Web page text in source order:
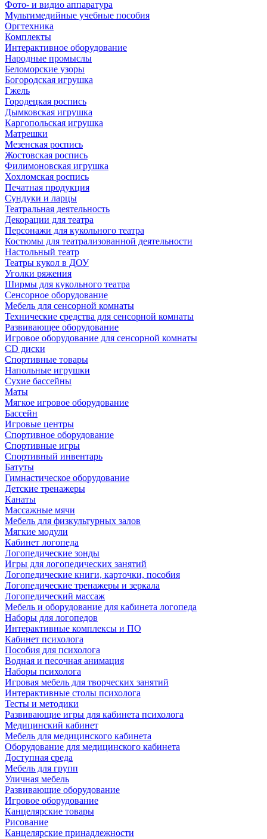
Фото- и видио аппаратура
Мультимедийные учебные пособия
Оргтехника
Комплекты
Интерактивное оборудование
Народные промыслы
Беломорские узоры
Богородская игрушка
Гжель
Городецкая роспись
Дымковская игрушка
Каргопольская игрушка
Матрешки
Мезенская роспись
Жостовская роспись
Филимоновская игрушка
Хохломская роспись
Печатная продукция
Сундуки и ларцы
Театральная деятельность
Декорации для театра
Персонажи для кукольного театра
Костюмы для театрализованной деятельности
Настольный театр
Театры кукол в ДОУ
Уголки ряжения
Ширмы для кукольного театра
Сенсорное оборудование
Мебель для сенсорной комнаты
Технические средства для сенсорной комнаты
Развивающее оборудование
Игровое оборудование для сенсорной комнаты
CD диски
Спортивные товары
Напольные игрушки
Сухие бассейны
Маты
Мягкое игровое оборудование
Бассейн
Игровые центры
Спортивное оборудование
Спортивные игры
Спортивный инвентарь
Батуты
Гимнастическое оборудование
Детские тренажеры
Канаты
Массажные мячи
Мебель для физкультурных залов
Мягкие модули
Кабинет логопеда
Логопедические зонды
Игры для логопедических занятий
Логопедические книги, карточки, пособия
Логопедические тренажеры и зеркала
Логопедический массаж
Мебель и оборудование для кабинета логопеда
Наборы для логопедов
Интерактивные комплексы и ПО
Кабинет психолога
Пособия для психолога
Водная и песочная анимация
Наборы психолога
Игровая мебель для творческих занятий
Интерактивные столы психолога
Тесты и методики
Развивающие игры для кабинета психолога
Медицинский кабинет
Мебель для медицинского кабинета
Оборудование для медицинского кабинета
Доступная среда
Мебель для групп
Уличная мебель
Развивающие оборудование
Игровое оборудование
Канцелярские товары
Рисование
Канцелярские принадлежности